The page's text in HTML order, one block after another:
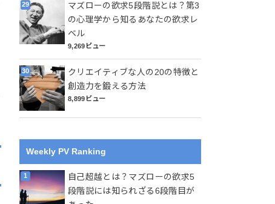
マズローの欲求5段階説とは？第3
の心理学から知るあなたの欲求レ
ベル
9,269ビュー
クリエイティブな人の20の特徴と
創造力を鍛える方法
8,899ビュー
Weekly PV Ranking
自己超越とは？マズローの欲求5
段階説には知られざる6段階目が